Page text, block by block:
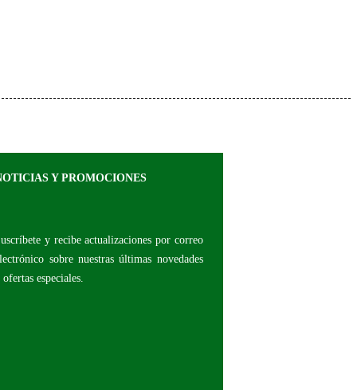
Y PROMOCIONES
y recibe actualizaciones por correo
sobre nuestras últimas novedades
ofertas especiales.